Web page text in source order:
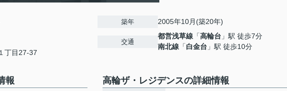
１丁目27-37
築年 2005年10月(築20年)
交通
都営浅草線 「高輪台 」駅 徒歩7分
南北線 「白金台 」駅 徒歩10分
報 高輪ザ・レジデンスの詳細情報